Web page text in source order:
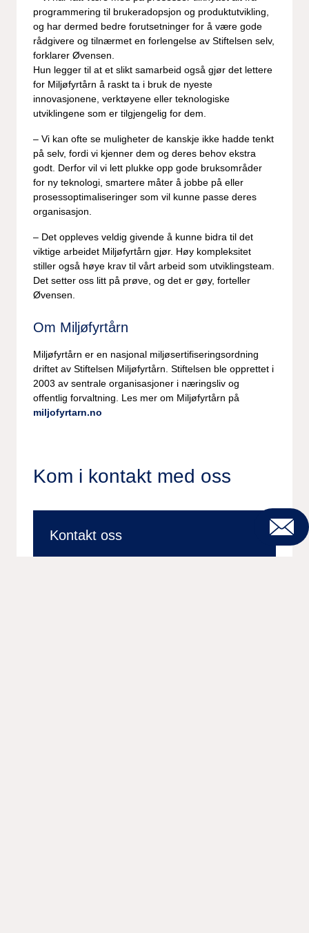
Kontakt
programmering til brukeradopsjon og produktutvikling,
og har dermed bedre forutsetninger for å være gode
rådgivere og tilnærmet en forlengelse av Stiftelsen selv,
forklarer Øvensen.
Hun legger til at et slikt samarbeid også gjør det lettere
for Miljøfyrtårn å raskt ta i bruk de nyeste
innovasjonene, verktøyene eller teknologiske
utviklingene som er tilgjengelig for dem.
– Vi kan ofte se muligheter de kanskje ikke hadde tenkt
på selv, fordi vi kjenner dem og deres behov ekstra
godt. Derfor vil vi lett plukke opp gode bruksområder
for ny teknologi, smartere måter å jobbe på eller
prosessoptimaliseringer som vil kunne passe deres
organisasjon­.
– Det oppleves veldig givende å kunne bidra til det
viktige arbeidet Miljøfyrtårn gjør. Høy kompleksitet
stiller også høye krav til vårt arbeid som utviklingsteam.
Det setter oss litt på prøve, og det er gøy, forteller
Øvensen.
Om Miljøfyrtårn
Miljøfyrtårn er en nasjonal miljøsertifiseringsordning
driftet av Stiftelsen Miljøfyrtårn. Stiftelsen ble opprettet i
2003 av sentrale organisasjoner i næringsliv og
offentlig forvaltning. Les mer om Miljøfyrtårn på
miljofyrtarn.no
Kom i kontakt med oss
Kontakt oss